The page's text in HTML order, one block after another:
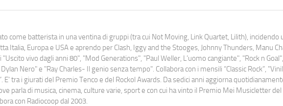
come batterista in una ventina di gruppi (tra cui Not Moving, Link Quartet, Lilith), incidendo
Italia, Europa e USA e aprendo per Clash, Iggy and the Stooges, Johnny Thunders, Manu
vivo dagli anni 80", "Mod Generations", "Paul Weller, L’uomo cangiante", "Rock n Goal",
Nero" e "Ray Charles- Il genio senza tempo". Collabora con i mensili “Classic Rock”,
E' tra i giurati del Premio Tenco e del Rockol Awards. Da sedici anni aggiorna
parla di musica, cinema, culture varie, sport e con cui ha vinto il Premio Mei Musicletter del
con Radiocoop dal 2003.